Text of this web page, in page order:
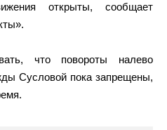
открыты, сообщает
что повороты налево
Сусловой пока запрещены,